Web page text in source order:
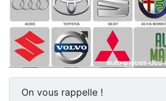
On vous rappelle !